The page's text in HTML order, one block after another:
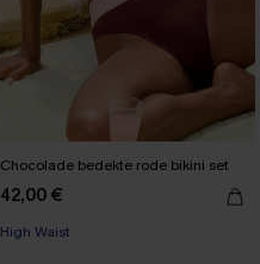
Chocolade bedekte rode bikini set
42,00 €
High Waist